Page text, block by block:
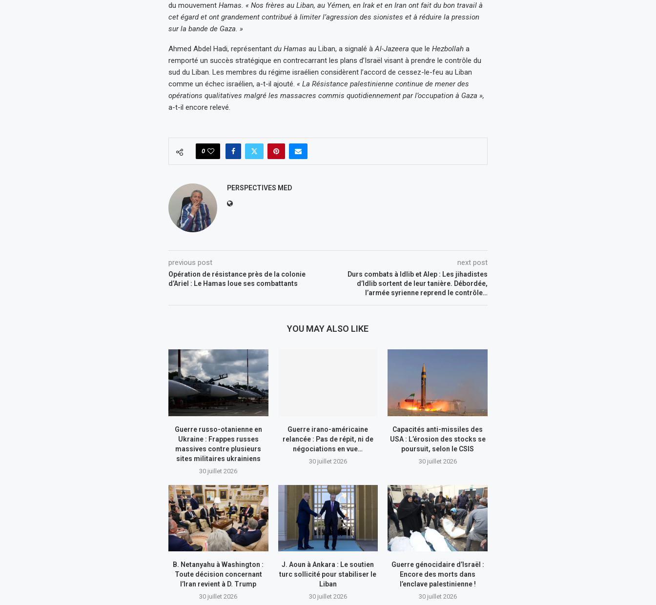
du mouvement Hamas. « Nos frères au Liban, au Yémen, en Irak et en Iran ont fait du bon travail à
cet égard et ont grandement contribué à limiter l’agression des sionistes et à réduire la pression
sur la bande de Gaza. »
Ahmed Abdel Hadi, représentant du Hamas au Liban, a signalé àAl-Jazeera que le Hezbollaha
remporté un succès stratégique en contrecarrant les plans d’Israël visant à prendre le contrôle du
sud du Liban. Les membres du régime israélien considèrent l’accord de cessez-le-feu au Liban
comme un échec israélien, a-t-il ajouté. « La Résistance palestinienne continue de mener des
opérations qualitatives malgré les massacres commis quotidiennement par l’occupation à Gaza »,
a-t-il encore relevé.
0
PERSPECTIVES MED
previous post
Opération de résistance près de la colonie
d’Ariel : Le Hamas loue ses combattants
next post
Durs combats à Idlib et Alep : Les jihadistes
d’Idlib sortent de leur tanière. Débordée,
l’armée syrienne reprend le contrôle…
YOU MAY ALSO LIKE
Guerre russo-otanienne en
Ukraine : Frappes russes
massives contre plusieurs
sites militaires ukrainiens
30 juillet 2026
Guerre irano-américaine
relancée : Pas de répit, ni de
négociations en vue…
30 juillet 2026
Capacités anti-missiles des
USA : L’érosion des stocks se
poursuit, selon le CSIS
30 juillet 2026
B. Netanyahu à Washington :
Toute décision concernant
l’Iran revient à D. Trump
30 juillet 2026
J. Aoun à Ankara : Le soutien
turc sollicité pour stabiliser le
Liban
30 juillet 2026
Guerre génocidaire d’Israël :
Encore des morts dans
l’enclave palestinienne !
30 juillet 2026